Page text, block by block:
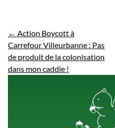
← Action Boycott à
Carrefour Villeurbanne : Pas
de produit de la colonisation
dans mon caddie !